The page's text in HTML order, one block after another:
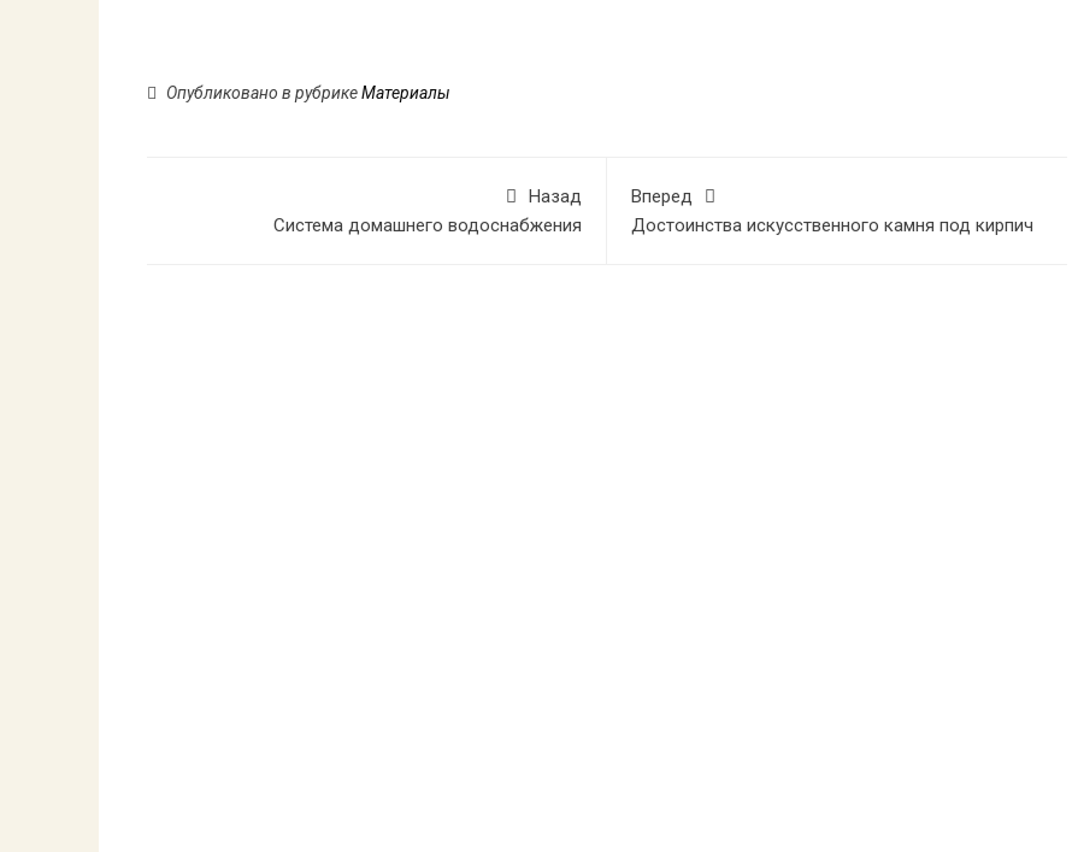
Опубликовано в рубрикеМатериалы
Назад
Система домашнего водоснабжения
Вперед
Достоинства искусственного камня под кирпич